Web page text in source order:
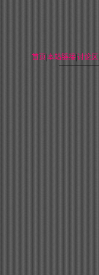
首页 本站链接讨论区